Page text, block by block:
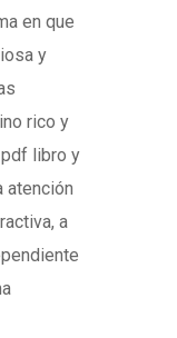
en que
y
rico y
libro y
atención
a